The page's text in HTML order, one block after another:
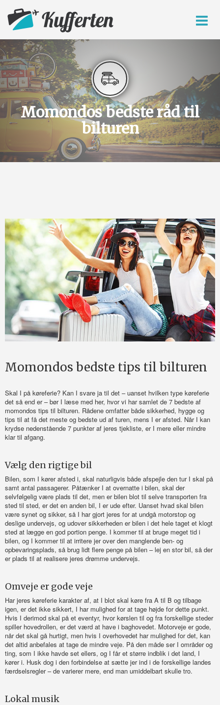
Momondos bedste råd til
bilturen
Momondos bedste tips til bilturen
Skal I på køreferie? Kan I svare ja til det – uanset hvilken type køreferie
det så end er – bør I læse med her, hvor vi har samlet de 7 bedste af
momondos tips til bilturen. Rådene omfatter både sikkerhed, hygge og
tips til at få det meste og bedste ud af turen, mens I er afsted. Når I kan
krydse nedenstående 7 punkter af jeres tjekliste, er I mere eller mindre
klar til afgang.
Vælg den rigtige bil
Bilen, som I kører afsted i, skal naturligvis både afspejle den tur I skal på
samt antal passagerer. Påtænker I at overnatte i bilen, skal der
selvfølgelig være plads til det, men er bilen blot til selve transporten fra
sted til sted, er det en anden bil, I er ude efter. Uanset hvad skal bilen
være synet og sikker, så I har gjort jeres for at undgå motorstop og
deslige undervejs, og udover sikkerheden er bilen i det hele taget et klogt
sted at lægge en god portion penge. I kommer til at bruge meget tid i
bilen, og I kommer til at irritere jer over den manglende ben- og
opbevaringsplads, så brug lidt flere penge på bilen – lej en stor bil, så der
er plads til at realisere jeres drømme undervejs.
Omveje er gode veje
Har jeres køreferie karakter af, at I blot skal køre fra A til B og tilbage
igen, er det ikke sikkert, I har mulighed for at tage højde for dette punkt.
Hvis I derimod skal på et eventyr, hvor kørslen til og fra forskellige steder
spiller hovedrollen, er det værd at have i baghovedet. Motorveje er gode,
når det skal gå hurtigt, men hvis I overhovedet har mulighed for det, kan
det altid anbefales at tage de mindre veje. På den måde ser I områder og
ting, som I ikke havde set ellers, og I får et større indblik i det land, I
kører i. Husk dog i den forbindelse at sætte jer ind i de forskellige landes
færdselsregler – de varierer mere, end man umiddelbart skulle tro.
Lokal musik